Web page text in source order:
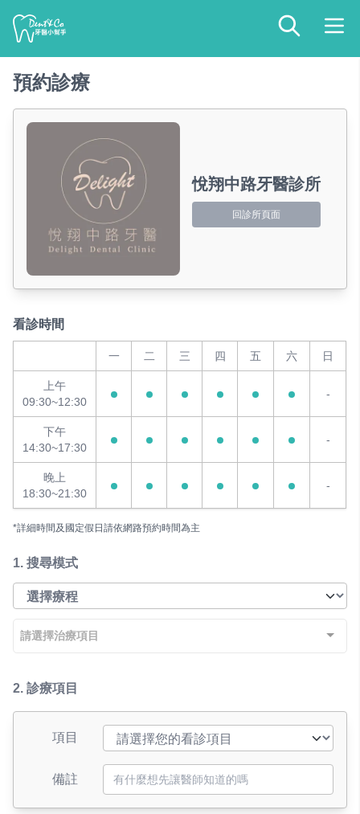
預約診療
悅翔中路牙醫診所
回診所頁面
看診時間
一 二 三 四 五 六 日
上午
09:30~12:30
-
下午
14:30~17:30
-
晚上
18:30~21:30
-
*詳細時間及國定假日請依網路預約時間為主
1. 搜尋模式
請選擇治療項目
2. 診療項目
項目
備註